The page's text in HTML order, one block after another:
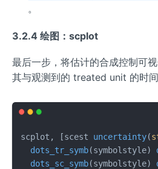
。
3.2.4 绘图：scplot
最后一步，将估计的合成控制可
其与观测到的 treated unit 的时间
scplot, [scest uncertainty(
dots_tr_symb(symbolstyle)
dots_sc_symb(symbolstyle)